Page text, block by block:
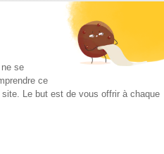
du
se
ce
Le but est de vous offrir à chaque